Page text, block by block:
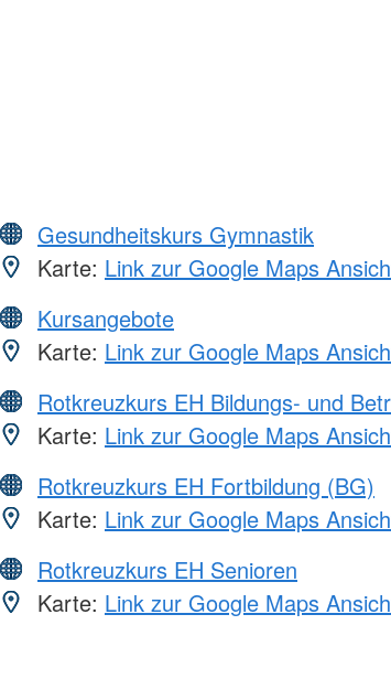
Gesundheitskurs Gymnastik
Karte: Link zur Google Maps
Kursangebote
Karte: Link zur Google Maps
Rotkreuzkurs EH Bildungs- und
Karte: Link zur Google Maps
Rotkreuzkurs EH Fortbildung (BG)
Karte: Link zur Google Maps
Rotkreuzkurs EH Senioren
Karte: Link zur Google Maps